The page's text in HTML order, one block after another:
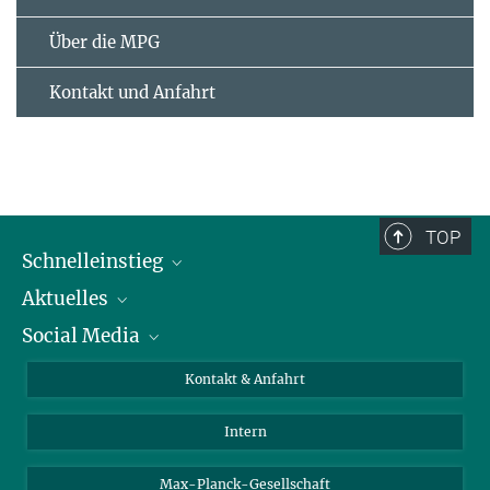
Über die MPG
Kontakt und Anfahrt
TOP
Schnelleinstieg
Personen
Pressebereich
Aktuelles
Stellenangebote
Social Media
X
LinkedIn
Kontakt & Anfahrt
Intern
Max-Planck-Gesellschaft